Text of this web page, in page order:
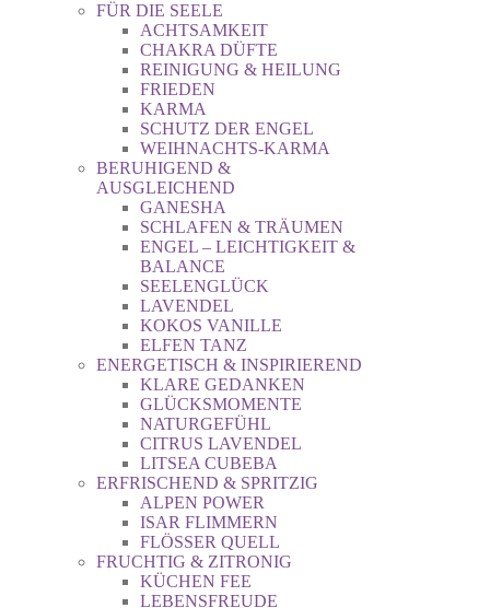
FÜR DIE SEELE
ACHTSAMKEIT
CHAKRA DÜFTE
REINIGUNG & HEILUNG
FRIEDEN
KARMA
SCHUTZ DER ENGEL
WEIHNACHTS-KARMA
BERUHIGEND &
AUSGLEICHEND
GANESHA
SCHLAFEN & TRÄUMEN
ENGEL – LEICHTIGKEIT &
BALANCE
SEELENGLÜCK
LAVENDEL
KOKOS VANILLE
ELFEN TANZ
ENERGETISCH & INSPIRIEREND
KLARE GEDANKEN
GLÜCKSMOMENTE
NATURGEFÜHL
CITRUS LAVENDEL
LITSEA CUBEBA
ERFRISCHEND & SPRITZIG
ALPEN POWER
ISAR FLIMMERN
FLÖSSER QUELL
FRUCHTIG & ZITRONIG
KÜCHEN FEE
LEBENSFREUDE